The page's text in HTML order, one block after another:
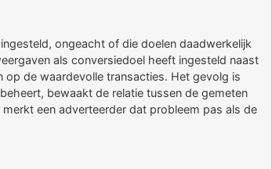
ongeacht of die doelen daadwerkelijk
als conversiedoel heeft ingesteld naast
de waardevolle transacties. Het gevolg is
bewaakt de relatie tussen de gemeten
een adverteerder dat probleem pas als de